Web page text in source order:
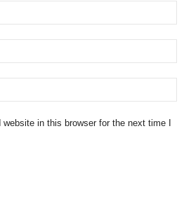
in this browser for the next time I